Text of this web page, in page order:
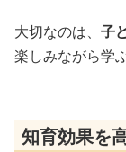
大切なのは、 子
楽しみながら学
知育効果を